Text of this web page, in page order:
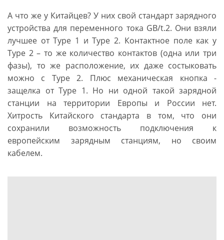
А что же у Китайцев? У них свой стандарт зарядного
устройства для переменного тока GB/t.2. Они взяли
лучшее от Type 1 и Type 2. Контактное поле как у
Type 2 – то же количество контактов (одна или три
фазы), то же расположение, их даже состыковать
можно с Type 2. Плюс механическая кнопка -
защелка от Type 1. Но ни одной такой зарядной
станции на территории Европы и России нет.
Хитрость Китайского стандарта в том, что они
сохранили возможность подключения к
европейским зарядным станциям, но своим
кабелем.